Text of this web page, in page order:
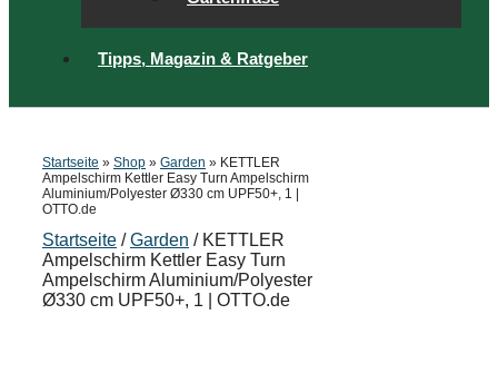
Tipps, Magazin & Ratgeber
Startseite » Shop » Garden » KETTLER
Ampelschirm Kettler Easy Turn Ampelschirm
Aluminium/Polyester Ø330 cm UPF50+, 1 |
OTTO.de
Startseite /Garden / KETTLER
Ampelschirm Kettler Easy Turn
Ampelschirm Aluminium/Polyester
Ø330 cm UPF50+, 1 | OTTO.de